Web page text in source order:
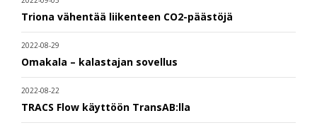
Triona vähentää liikenteen CO2-päästöjä
2022-08-29
Omakala – kalastajan sovellus
2022-08-22
TRACS Flow käyttöön TransAB:lla